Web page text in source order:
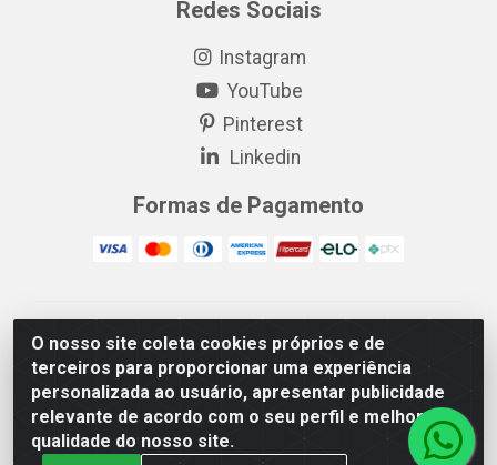
O nosso site coleta cookies próprios e de
terceiros para proporcionar uma experiência
personalizada ao usuário, apresentar publicidade
relevante de acordo com o seu perfil e melhorar a
qualidade do nosso site.
Redes Sociais
Instagram
YouTube
Pinterest
Linkedin
Formas de Pagamento
EP Elétrica LTDA - 18.621.731/0005-43 - Itabaiana/SE -
CEP: 49511-899
EP Elétrica LTDA - 48.594.570/0001-83 - Itabaiana/SE -
CEP: 49511-899